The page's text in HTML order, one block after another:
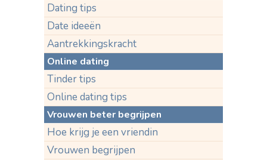
Dating tips
Date ideeën
Aantrekkingskracht
Online dating
Tinder tips
Online dating tips
Vrouwen beter begrijpen
Hoe krijg je een vriendin
Vrouwen begrijpen